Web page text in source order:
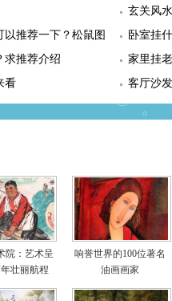
玄关风
推荐一下？松鼠图
卧室挂
幅
求推荐介绍
家里挂
看
客厅沙
院：艺术呈
壮丽航程
响誉世界的100位著名
油画画家